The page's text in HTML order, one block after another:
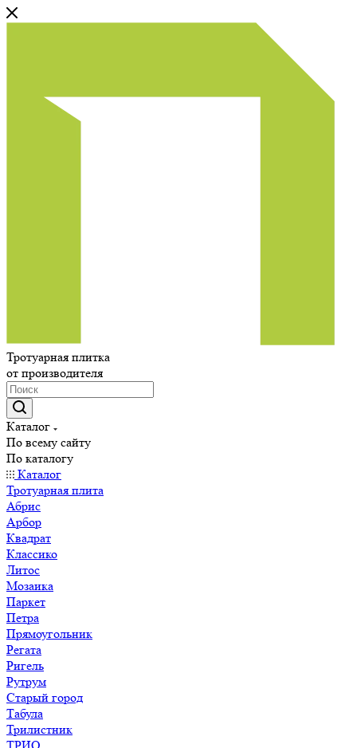
Тротуарная плитка
от производителя
Каталог
По всему сайту
По каталогу
Каталог
Тротуарная плита
Абрис
Арбор
Квадрат
Классико
Литос
Мозаика
Паркет
Петра
Прямоугольник
Регата
Ригель
Рутрум
Старый город
Табула
Трилистник